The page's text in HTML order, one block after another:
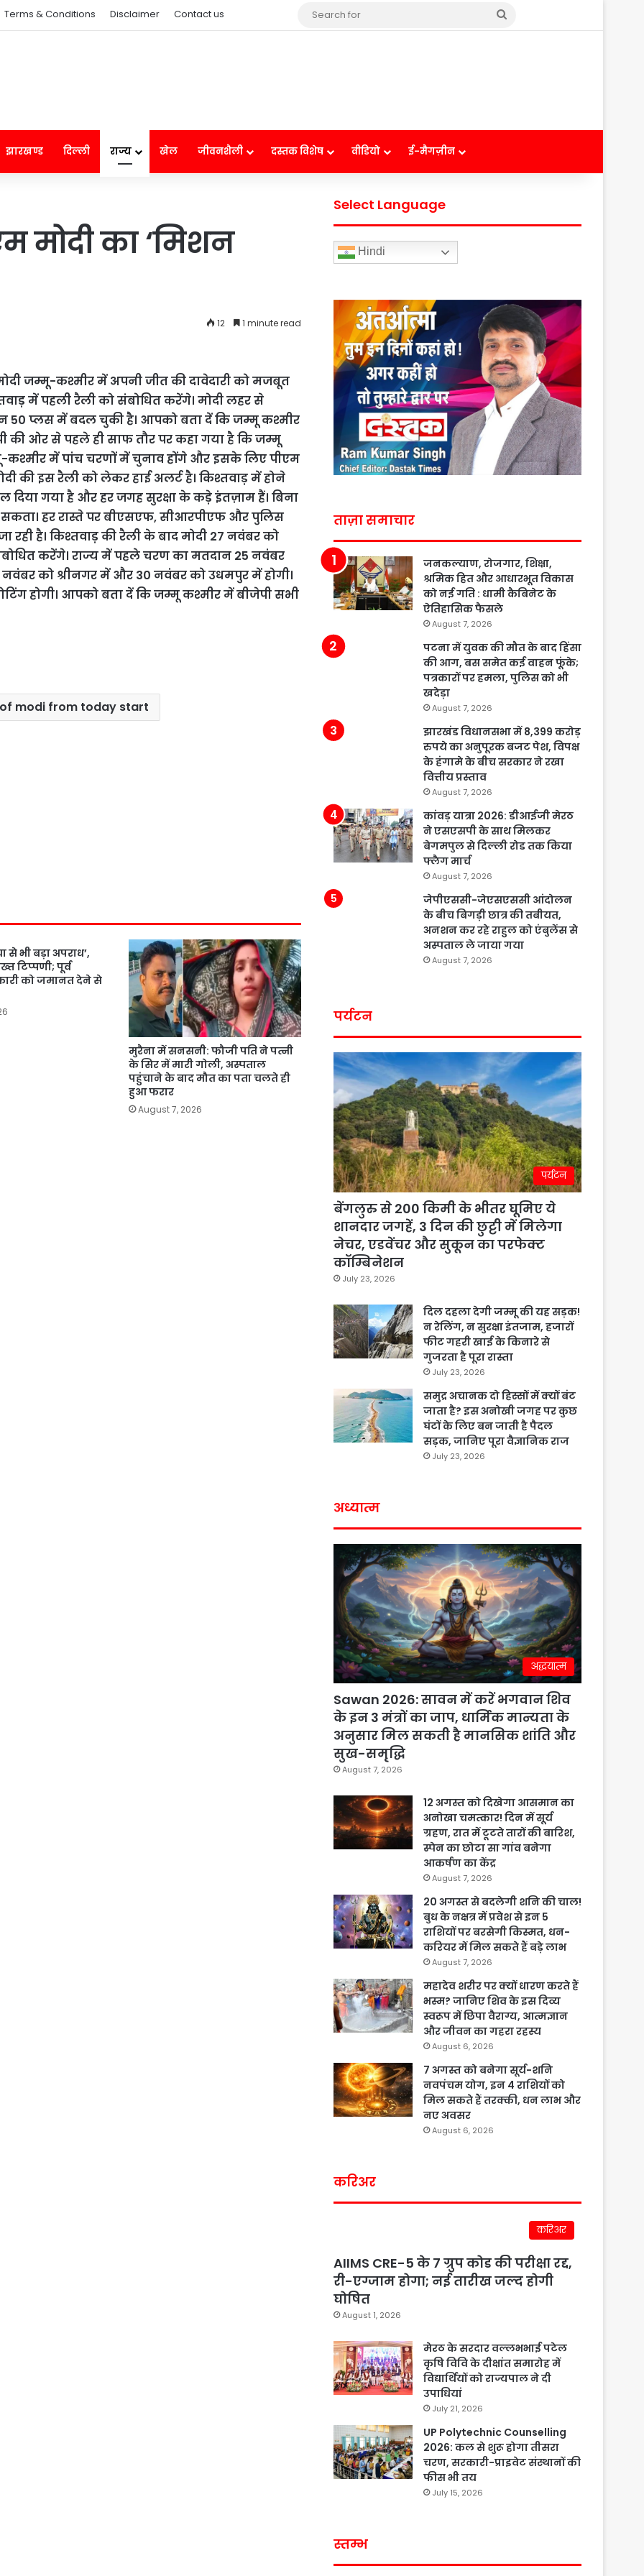
Terms & Conditions Disclaimer Contact us
Search
झारखण्ड दिल्ली राज्य खेल जीवनशैली दस्तक विशेष वीडियो ई-मैगज़ीन
मोदी का ‘मिशन
12 1 minute read
मोदी जम्मू-कश्मीर में अपनी जीत की दावेदारी को मजबूत
में पहली रैली को संबोधित करेंगे। मोदी लहर से
50 प्लस में बदल चुकी है। आपको बता दें कि जम्मू कश्मीर
की ओर से पहले ही साफ तौर पर कहा गया है कि जम्मू
कश्मीर में पांच चरणों में चुनाव होंगे और इसके लिए पीएम
की इस रैली को लेकर हाई अलर्ट है। किश्तवाड़ में होने
गया है और हर जगह सुरक्षा के कड़े इंतज़ाम हैं। बिना
हर रास्ते पर बीएसएफ, सीआरपीएफ और पुलिस
रही है। किश्तवाड़ की रैली के बाद मोदी 27 नवंबर को
करेंगे। राज्य में पहले चरण का मतदान 25 नवंबर
को श्रीनगर में और 30 नवंबर को उधमपुर में होगी।
होगी। आपको बता दें कि जम्मू कश्मीर में बीजेपी सभी
modi from today start
से भी बड़ा अपराध’,
टिप्पणी; पूर्व
को जमानत देने से
मुरैना में सनसनी: फौजी पति ने पत्नी
के सिर में मारी गोली, अस्पताल
पहुंचाने के बाद मौत का पता चलते ही
हुआ फरार
August 7, 2026
Select Language
Hindi
ताज़ा समाचार
जनकल्याण, रोजगार, शिक्षा,
श्रमिक हित और आधारभूत विकास
को नई गति : धामी कैबिनेट के
ऐतिहासिक फैसले
August 7, 2026
पटना में युवक की मौत के बाद हिंसा
की आग, बस समेत कई वाहन फूंके;
पत्रकारों पर हमला, पुलिस को भी
खदेड़ा
August 7, 2026
झारखंड विधानसभा में 8,399 करोड़
रुपये का अनुपूरक बजट पेश, विपक्ष
के हंगामे के बीच सरकार ने रखा
वित्तीय प्रस्ताव
August 7, 2026
कांवड़ यात्रा 2026: डीआईजी मेरठ
ने एसएसपी के साथ मिलकर
बेगमपुल से दिल्ली रोड तक किया
फ्लैग मार्च
August 7, 2026
जेपीएससी-जेएसएससी आंदोलन
के बीच बिगड़ी छात्र की तबीयत,
अनशन कर रहे राहुल को एंबुलेंस से
अस्पताल ले जाया गया
August 7, 2026
पर्यटन
पर्यटन
बेंगलुरु से 200 किमी के भीतर घूमिए ये
शानदार जगहें, 3 दिन की छुट्टी में मिलेगा
नेचर, एडवेंचर और सुकून का परफेक्ट
कॉम्बिनेशन
July 23, 2026
दिल दहला देगी जम्मू की यह सड़क!
न रेलिंग, न सुरक्षा इंतजाम, हजारों
फीट गहरी खाई के किनारे से
गुजरता है पूरा रास्ता
July 23, 2026
समुद्र अचानक दो हिस्सों में क्यों बंट
जाता है? इस अनोखी जगह पर कुछ
घंटों के लिए बन जाती है पैदल
सड़क, जानिए पूरा वैज्ञानिक राज
July 23, 2026
अध्यात्म
अद्धयात्म
Sawan 2026: सावन में करें भगवान शिव
के इन 3 मंत्रों का जाप, धार्मिक मान्यता के
अनुसार मिल सकती है मानसिक शांति और
सुख-समृद्धि
August 7, 2026
12 अगस्त को दिखेगा आसमान का
अनोखा चमत्कार! दिन में सूर्य
ग्रहण, रात में टूटते तारों की बारिश,
स्पेन का छोटा सा गांव बनेगा
आकर्षण का केंद्र
August 7, 2026
20 अगस्त से बदलेगी शनि की चाल!
बुध के नक्षत्र में प्रवेश से इन 5
राशियों पर बरसेगी किस्मत, धन-
करियर में मिल सकते हैं बड़े लाभ
August 7, 2026
महादेव शरीर पर क्यों धारण करते हैं
भस्म? जानिए शिव के इस दिव्य
स्वरूप में छिपा वैराग्य, आत्मज्ञान
और जीवन का गहरा रहस्य
August 6, 2026
7 अगस्त को बनेगा सूर्य-शनि
नवपंचम योग, इन 4 राशियों को
मिल सकते हैं तरक्की, धन लाभ और
नए अवसर
August 6, 2026
करिअर
करिअर
AIIMS CRE-5 के 7 ग्रुप कोड की परीक्षा रद्द,
री-एग्जाम होगा; नई तारीख जल्द होगी
घोषित
August 1, 2026
मेरठ के सरदार वल्लभभाई पटेल
कृषि विवि के दीक्षांत समारोह में
विद्यार्थियों को राज्यपाल ने दी
उपाधियां
July 21, 2026
UP Polytechnic Counselling
2026: कल से शुरू होगा तीसरा
चरण, सरकारी-प्राइवेट संस्थानों की
फीस भी तय
July 15, 2026
स्तम्भ